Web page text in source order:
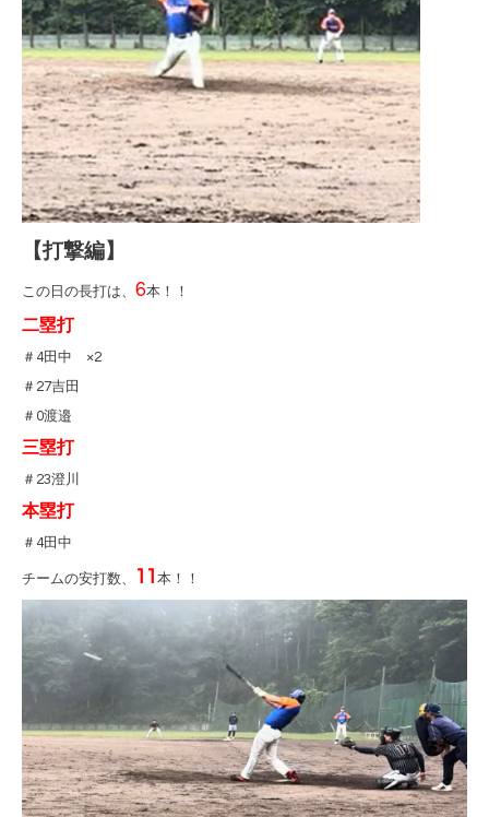
【打撃編】
この日の長打は、 6本！！
二塁打
＃4田中 ×2
＃27吉田
＃0渡邉
三塁打
＃23澄川
本塁打
＃4田中
チームの安打数、 11 本！！